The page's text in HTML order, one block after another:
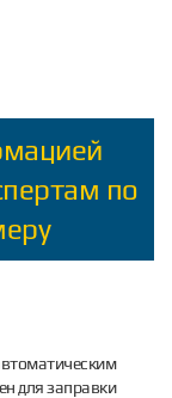
по
для заправки